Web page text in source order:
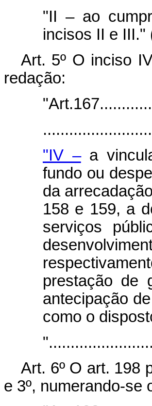
"II – ao
incisos II e III."
Art. 5º O inciso
redação:
"IV –a
fundo ou
da
158 e 159, a
serviços
prestação de
antecipação
como o
Art. 6º O art. 198
e 3º, numerando-se